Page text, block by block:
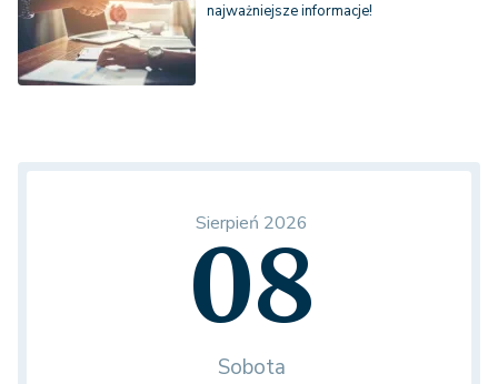
najważniejsze informacje!
Sierpień 2026
08
Sobota